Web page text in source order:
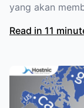
yang akan
Read in 11